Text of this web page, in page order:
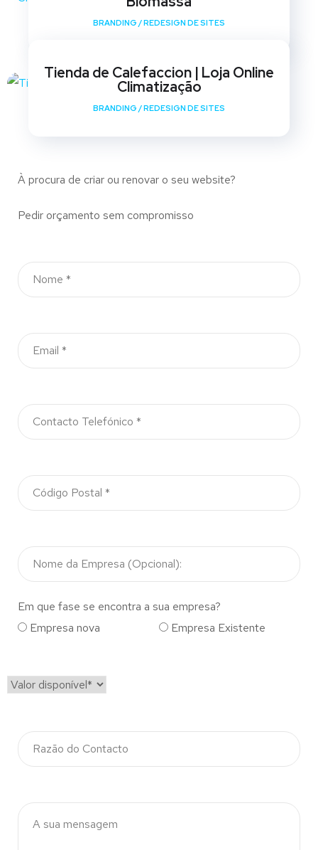
BRANDING /REDESIGN DE SITES
Tienda de Calefaccion | Loja Online
Climatização
BRANDING /REDESIGN DE SITES
À procura de criar ou renovar o seu website?
Pedir orçamento sem compromisso
Em que fase se encontra a sua empresa?
Empresa nova
Empresa Existente